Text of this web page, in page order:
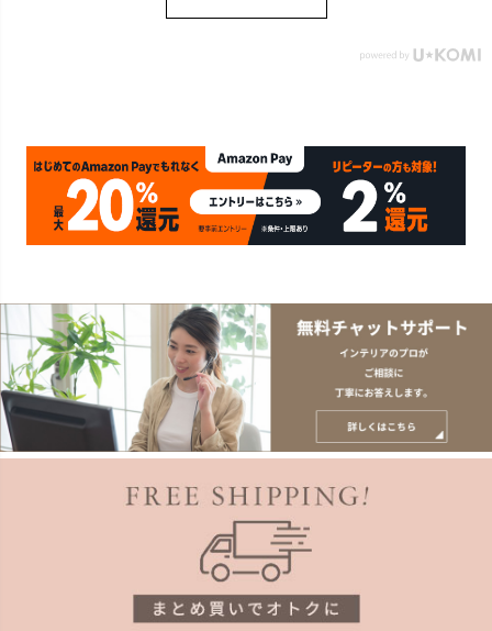
リア アジアン [84302] ホ